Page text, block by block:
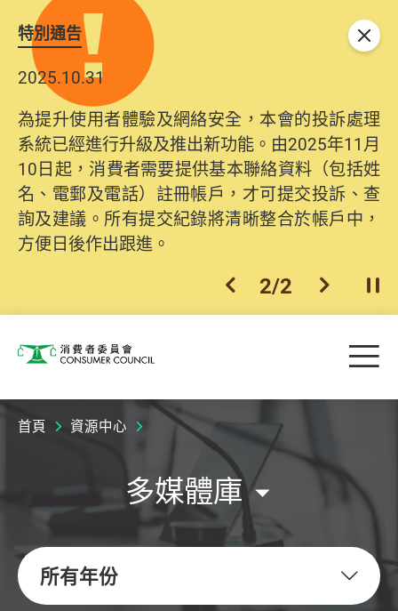
特別通告
2025.10.31
為提升使用者體驗及網絡安全，本會的投訴處理
系統已經進行升級及推出新功能。由2025年11月
10日起，消費者需要提供基本聯絡資料（包括姓
名、電郵及電話）註冊帳戶，才可提交投訴、查
詢及建議。所有提交紀錄將清晰整合於帳戶中，
方便日後作出跟進。
上一個
2/2 下一個開
關閉
消費者委員會 目
首頁 資源中心
多媒體庫
所有年份